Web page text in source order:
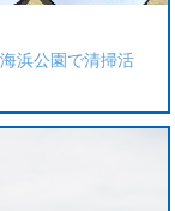
浜公園で清掃活